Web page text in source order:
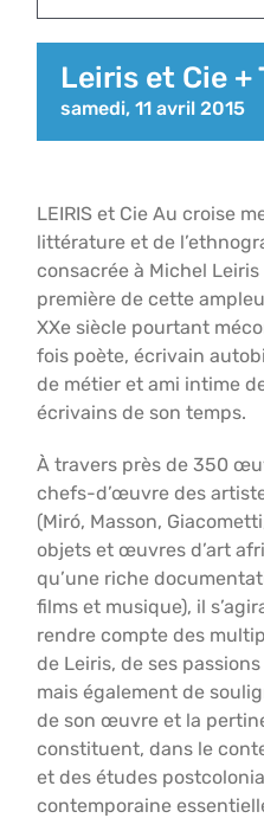
Contact
Leiris et Cie +
samedi, 11 avril 2015
LEIRIS et Cie Au croise
littérature et de
consacrée à Michel Leiris
première de cette
XXe siècle pourtant
fois poète, écrivain
de métier et ami intime
écrivains de son temps.
À travers près de 350
chefs-d’œuvre des
(Miró, Masson,
objets et œuvres d’art
qu’une riche
films et musique), il
rendre compte des
de Leiris, de ses
mais également de
de son œuvre et la
constituent, dans le
et des études
contemporaine